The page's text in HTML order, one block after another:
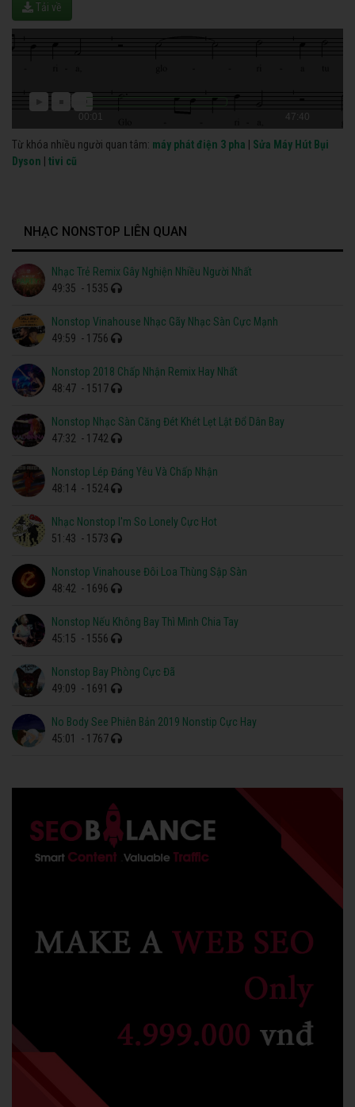
Tải về
00:01 47:40
Từ khóa nhiều người quan tâm: máy phát điện 3 pha
Sửa Máy Hút Bụi
Dyson
tivi cũ
NHẠC NONSTOP LIÊN QUAN
Nhạc Trẻ Remix Gây Nghiện Nhiều Người Nhất
49:35 - 1535
Nonstop Vinahouse Nhạc Gãy Nhạc Sàn Cực Mạnh
49:59 - 1756
Nonstop 2018 Chấp Nhận Remix Hay Nhất
48:47 - 1517
Nonstop Nhạc Sàn Căng Đét Khét Lẹt Lật Đổ Dân Bay
47:32 - 1742
Nonstop Lép Đáng Yêu Và Chấp Nhận
48:14 - 1524
Nhạc Nonstop I'm So Lonely Cực Hot
51:43 - 1573
Nonstop Vinahouse Đôi Loa Thùng Sập Sàn
48:42 - 1696
Nonstop Nếu Không Bay Thì Mình Chia Tay
45:15 - 1556
Nonstop Bay Phòng Cực Đã
49:09 - 1691
No Body See Phiên Bản 2019 Nonstip Cực Hay
45:01
- 1767